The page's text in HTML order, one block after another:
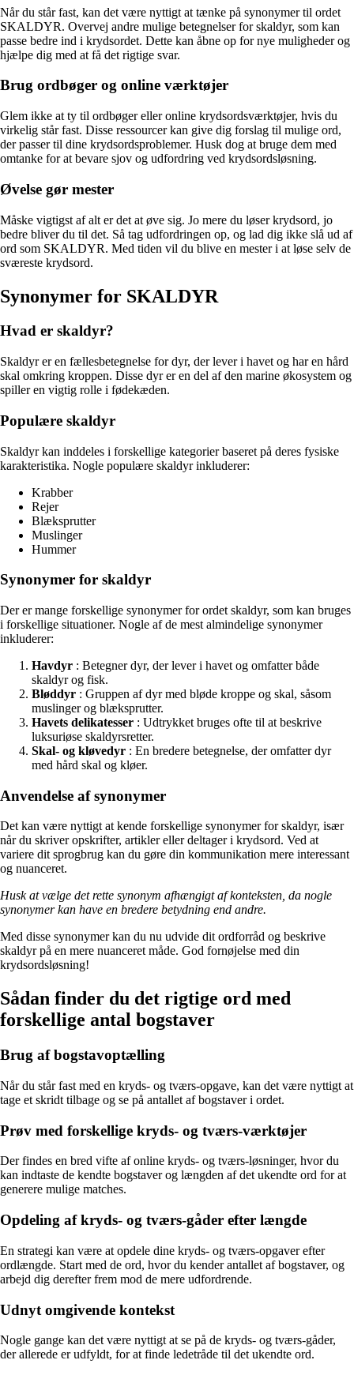
Når du står fast, kan det være nyttigt at tænke på synonymer til ordet
SKALDYR. Overvej andre mulige betegnelser for skaldyr, som kan
passe bedre ind i krydsordet. Dette kan åbne op for nye muligheder og
hjælpe dig med at få det rigtige svar.
Brug ordbøger og online værktøjer
Glem ikke at ty til ordbøger eller online krydsordsværktøjer, hvis du
virkelig står fast. Disse ressourcer kan give dig forslag til mulige ord,
der passer til dine krydsordsproblemer. Husk dog at bruge dem med
omtanke for at bevare sjov og udfordring ved krydsordsløsning.
Øvelse gør mester
Måske vigtigst af alt er det at øve sig. Jo mere du løser krydsord, jo
bedre bliver du til det. Så tag udfordringen op, og lad dig ikke slå ud af
ord som SKALDYR. Med tiden vil du blive en mester i at løse selv de
sværeste krydsord.
Synonymer for SKALDYR
Hvad er skaldyr?
Skaldyr er en fællesbetegnelse for dyr, der lever i havet og har en hård
skal omkring kroppen. Disse dyr er en del af den marine økosystem og
spiller en vigtig rolle i fødekæden.
Populære skaldyr
Skaldyr kan inddeles i forskellige kategorier baseret på deres fysiske
karakteristika. Nogle populære skaldyr inkluderer:
Krabber
Rejer
Blæksprutter
Muslinger
Hummer
Synonymer for skaldyr
Der er mange forskellige synonymer for ordet skaldyr, som kan bruges
i forskellige situationer. Nogle af de mest almindelige synonymer
inkluderer:
Havdyr : Betegner dyr, der lever i havet og omfatter både
skaldyr og fisk.
Bløddyr : Gruppen af dyr med bløde kroppe og skal, såsom
muslinger og blæksprutter.
Havets delikatesser : Udtrykket bruges ofte til at beskrive
luksuriøse skaldyrsretter.
Skal- og kløvedyr : En bredere betegnelse, der omfatter dyr
med hård skal og kløer.
Anvendelse af synonymer
Det kan være nyttigt at kende forskellige synonymer for skaldyr, især
når du skriver opskrifter, artikler eller deltager i krydsord. Ved at
variere dit sprogbrug kan du gøre din kommunikation mere interessant
og nuanceret.
Husk at vælge det rette synonym afhængigt af konteksten, da nogle
synonymer kan have en bredere betydning end andre.
Med disse synonymer kan du nu udvide dit ordforråd og beskrive
skaldyr på en mere nuanceret måde. God fornøjelse med din
krydsordsløsning!
Sådan finder du det rigtige ord med
forskellige antal bogstaver
Brug af bogstavoptælling
Når du står fast med en kryds- og tværs-opgave, kan det være nyttigt at
tage et skridt tilbage og se på antallet af bogstaver i ordet.
Prøv med forskellige kryds- og tværs-værktøjer
Der findes en bred vifte af online kryds- og tværs-løsninger, hvor du
kan indtaste de kendte bogstaver og længden af det ukendte ord for at
generere mulige matches.
Opdeling af kryds- og tværs-gåder efter længde
En strategi kan være at opdele dine kryds- og tværs-opgaver efter
ordlængde. Start med de ord, hvor du kender antallet af bogstaver, og
arbejd dig derefter frem mod de mere udfordrende.
Udnyt omgivende kontekst
Nogle gange kan det være nyttigt at se på de kryds- og tværs-gåder,
der allerede er udfyldt, for at finde ledetråde til det ukendte ord.